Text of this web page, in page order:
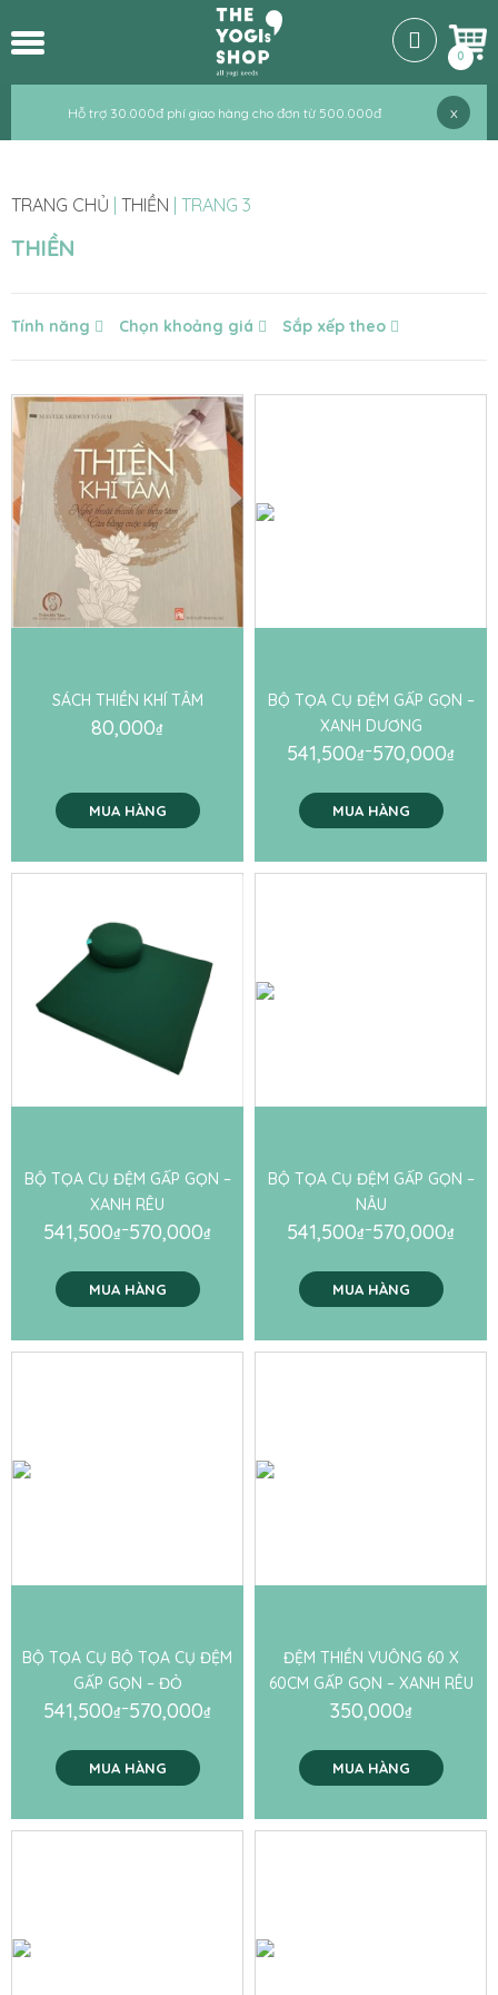
Hỗ trợ 30.000đ phí giao hàng cho đơn từ 500.000đ x
0
TRANG CHỦ THIỀN TRANG 3
THIỀN
Tính năng Chọn khoảng giá Sắp xếp theo
SÁCH THIỀN KHÍ TÂM
80,000₫
MUA HÀNG
BỘ TỌA CỤ ĐỆM GẤP GỌN –
XANH DƯƠNG
541,500₫–570,000₫
MUA HÀNG
BỘ TỌA CỤ ĐỆM GẤP GỌN –
XANH RÊU
541,500₫–570,000₫
MUA HÀNG
BỘ TỌA CỤ ĐỆM GẤP GỌN –
NÂU
541,500₫–570,000₫
MUA HÀNG
BỘ TỌA CỤ BỘ TỌA CỤ ĐỆM
GẤP GỌN – ĐỎ
541,500₫–570,000₫
MUA HÀNG
ĐỆM THIỀN VUÔNG 60 X
60CM GẤP GỌN – XANH RÊU
350,000₫
MUA HÀNG